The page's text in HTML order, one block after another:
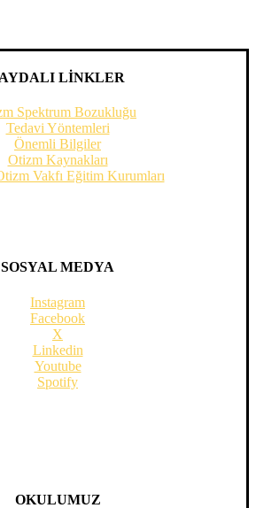
LİNKLER
Spektrum Bozukluğu
Tedavi Yöntemleri
Önemli Bilgiler
Otizm Kaynakları
Vakfı Eğitim Kurumları
SOSYAL MEDYA
Instagram
Facebook
X
Linkedin
Youtube
Spotify
OKULUMUZ